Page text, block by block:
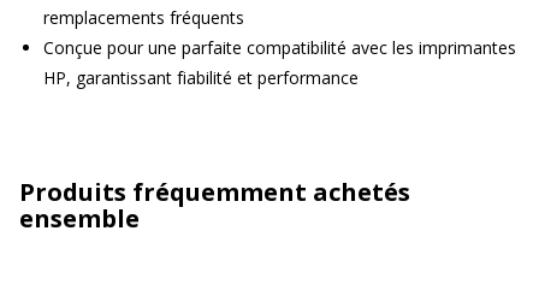
remplacements fréquents
Conçue pour une parfaite compatibilité avec les imprimantes
HP, garantissant fiabilité et performance
Produits fréquemment achetés
ensemble